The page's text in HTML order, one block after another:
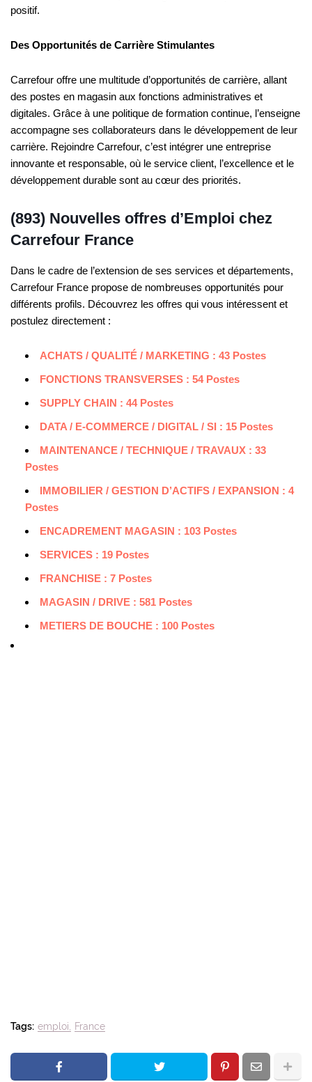
positif.
Des Opportunités de Carrière Stimulantes
Carrefour offre une multitude d’opportunités de carrière, allant
des postes en magasin aux fonctions administratives et
digitales. Grâce à une politique de formation continue, l’enseigne
accompagne ses collaborateurs dans le développement de leur
carrière. Rejoindre Carrefour, c’est intégrer une entreprise
innovante et responsable, où le service client, l’excellence et le
développement durable sont au cœur des priorités.
(893) Nouvelles offres d’Emploi chez
Carrefour France
Dans le cadre de l’extension de ses services et départements,
Carrefour France propose de nombreuses opportunités pour
différents profils. Découvrez les offres qui vous intéressent et
postulez directement :
ACHATS / QUALITÉ / MARKETING : 43 Postes
FONCTIONS TRANSVERSES : 54 Postes
SUPPLY CHAIN : 44 Postes
DATA / E-COMMERCE / DIGITAL / SI : 15 Postes
MAINTENANCE / TECHNIQUE / TRAVAUX : 33
Postes
IMMOBILIER / GESTION D’ACTIFS / EXPANSION : 4
Postes
ENCADREMENT MAGASIN : 103 Postes
SERVICES : 19 Postes
FRANCHISE : 7 Postes
MAGASIN / DRIVE : 581 Postes
METIERS DE BOUCHE : 100 Postes
Tags: emploi France